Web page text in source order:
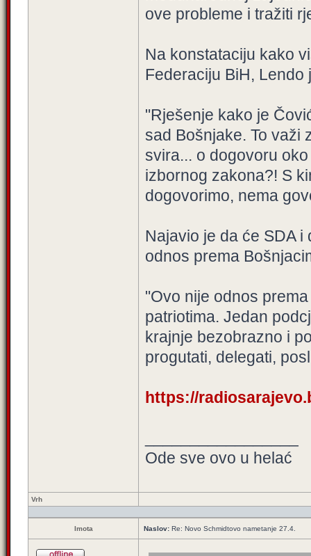
ove probleme i tražiti
Na konstataciju kako
Federaciju BiH,
"Rješenje kako je
sad Bošnjake. To važi
svira... o dogovoru
izbornog zakona?! S
dogovorimo, nema
Najavio je da će SDA
odnos prema
"Ovo nije odnos
patriotima. Jedan
krajnje bezobrazno i
progutati, delegati,
https://
Ode sve ovo u helać
Vrh
Imota Naslov: Re: Novo Schmidtovo nametanje 27.4.